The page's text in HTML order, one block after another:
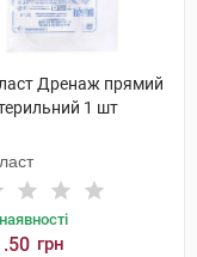
Дренаж прямий
1 шт
грн